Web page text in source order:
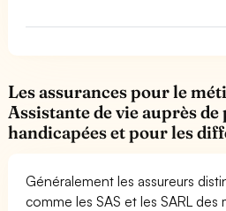
Les assurances pour le
Assistante de vie auprès de
handicapées et pour les
Généralement les assureurs
comme les SAS et les SARL